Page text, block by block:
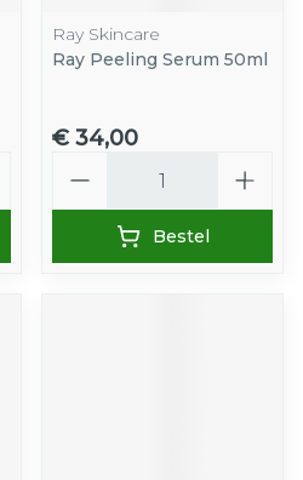
Ray Skincare
Ray Peeling Serum 50ml
€ 34,00
Bestel